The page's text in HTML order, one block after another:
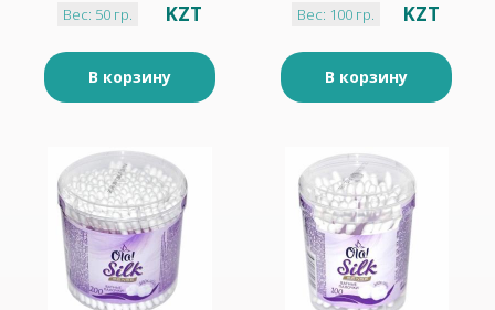
Вес: 50 гр. KZT
В корзину
Вес: 100 гр. KZT
В корзину